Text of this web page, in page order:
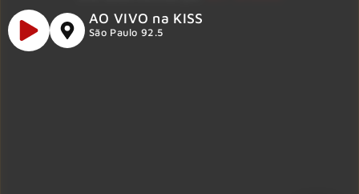
AO VIVO na KISS
São Paulo 92.5